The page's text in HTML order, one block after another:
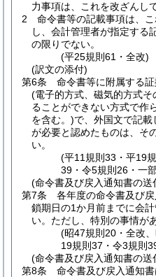
力事項は、これを改ざんし
2
命令書等の記載事項は、
し、会計管理者が指定する
の限りでない。
(平25規則61・全改)
(訳文の添付)
第6条
命令書等に附属する
(電子的方式、磁気的方式
ることができない方式で作
を含む。)で、外国文で記
が必要と認めたものは、そ
い。
(平11規則33・平19
39・令5規則26・一
(命令書及び戻入通知書の送
第7条
各年度の命令書及び
鎖期日の1か月前までに会
い。 ただし、特別の事情が
(昭47規則20・全改
19規則37・令3規則
(命令書及び戻入通知書の送
第8条
命令書及び戻入通知